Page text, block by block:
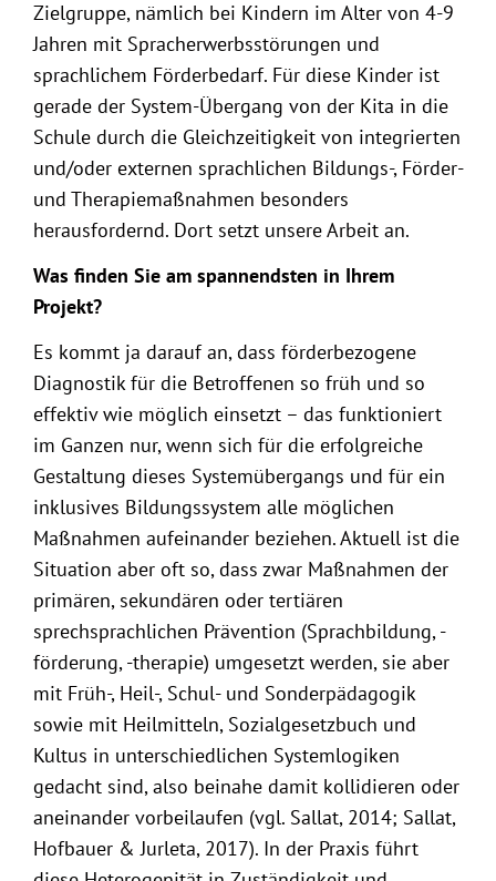
Zielgruppe, nämlich bei Kindern im Alter von 4-9
Jahren mit Spracherwerbsstörungen und
sprachlichem Förderbedarf. Für diese Kinder ist
gerade der System-Übergang von der Kita in die
Schule durch die Gleichzeitigkeit von integrierten
und/oder externen sprachlichen Bildungs-, Förder-
und Therapiemaßnahmen besonders
herausfordernd. Dort setzt unsere Arbeit an.
Was finden Sie am spannendsten in Ihrem
Projekt?
Es kommt ja darauf an, dass förderbezogene
Diagnostik für die Betroffenen so früh und so
effektiv wie möglich einsetzt – das funktioniert
im Ganzen nur, wenn sich für die erfolgreiche
Gestaltung dieses Systemübergangs und für ein
inklusives Bildungssystem alle möglichen
Maßnahmen aufeinander beziehen. Aktuell ist die
Situation aber oft so, dass zwar Maßnahmen der
primären, sekundären oder tertiären
sprechsprachlichen Prävention (Sprachbildung, -
förderung, -therapie) umgesetzt werden, sie aber
mit Früh-, Heil-, Schul- und Sonderpädagogik
sowie mit Heilmitteln, Sozialgesetzbuch und
Kultus in unterschiedlichen Systemlogiken
gedacht sind, also beinahe damit kollidieren oder
aneinander vorbeilaufen (vgl. Sallat, 2014; Sallat,
Hofbauer & Jurleta, 2017). In der Praxis führt